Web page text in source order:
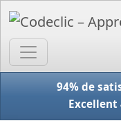
94% de
Excellent